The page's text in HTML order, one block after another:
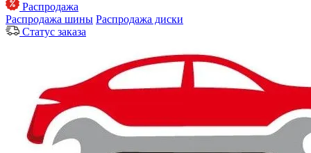
Распродажа
Распродажа шины Распродажа диски
Статус заказа